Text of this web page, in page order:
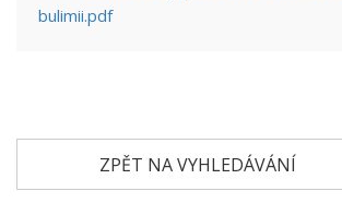
bulimii.pdf
ZPĚT NA VYHLEDÁVÁNÍ